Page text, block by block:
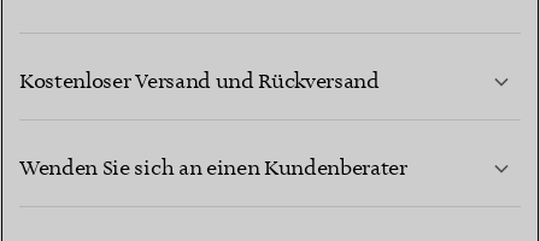
Kostenloser Versand und Rückversand
Wenden Sie sich an einen Kundenberater